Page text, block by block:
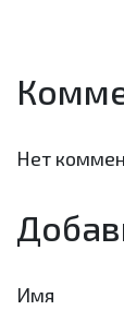
Нет
Имя